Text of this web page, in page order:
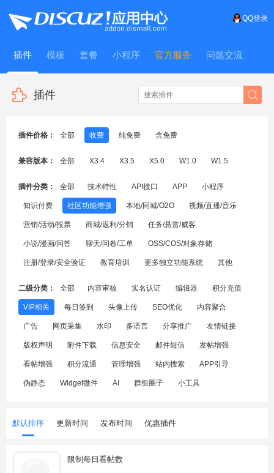
QQ登录
插件 模板 套餐 小程序 官方服务 问题交流
WitFrame
插件
插件价格： 全部 收费 纯免费 含免费
兼容版本： 全部 X3.4 X3.5 X5.0 W1.0 W1.5
插件分类： 全部 技术特性 API接口 APP 小程序
知识付费 社区功能增强 本地/同城/O2O 视频/直播/音乐
营销/活动/投票 商城/返利/分销 任务/悬赏/威客
小说/漫画/问答 聊天/问卷/工单 OSS/COS/对象存储
注册/登录/安全验证 教育培训 更多独立功能系统 其他
二级分类： 全部 内容审核 实名认证 编辑器 积分充值
VIP相关 每日签到 头像上传 SEO优化 内容聚合
广告 网页采集 水印 多语言 分享推广 友情链接
版权声明 附件下载 信息安全 邮件短信 发帖增强
看帖增强 积分流通 管理增强 站内搜索 APP引导
伪静态 Widget微件 AI 群组圈子 小工具
默认排序 更新时间 发布时间 优惠插件
限制每日看帖数